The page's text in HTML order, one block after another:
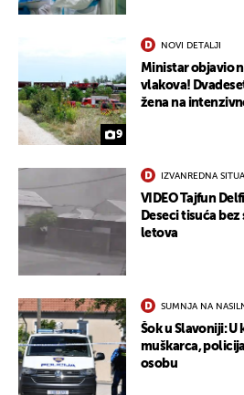
9
NOVI DETALJI
Ministar objavio
vlakova!
žena na
IZVANREDNA
VIDEO Tajfun
Deseci tisuća
letova
SUMNJA NA
Šok u Slavoniji:
muškarca,
osobu
UKLJUČITE